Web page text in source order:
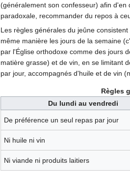
(généralement son confesseur) afin
paradoxale, recommander du repos à
Les règles générales du jeûne
même manière les jours de la semaine
par l'Église orthodoxe comme des jours
matière grasse) et de vin, en se limitant
par jour, accompagnés d'huile et de vin
Règles
Du lundi au vendredi
De préférence un seul repas par jour
Ni huile ni vin
Ni viande ni produits laitiers